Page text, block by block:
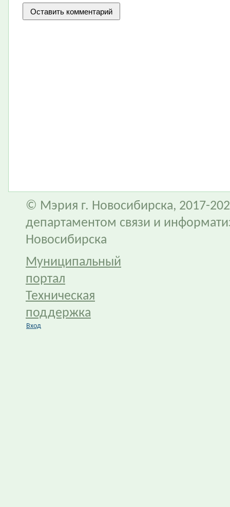
© Мэрия г. Новосибирска, 2017-
департаментом связи и
Новосибирска
Муниципальный
портал
Техническая
поддержка
Вход